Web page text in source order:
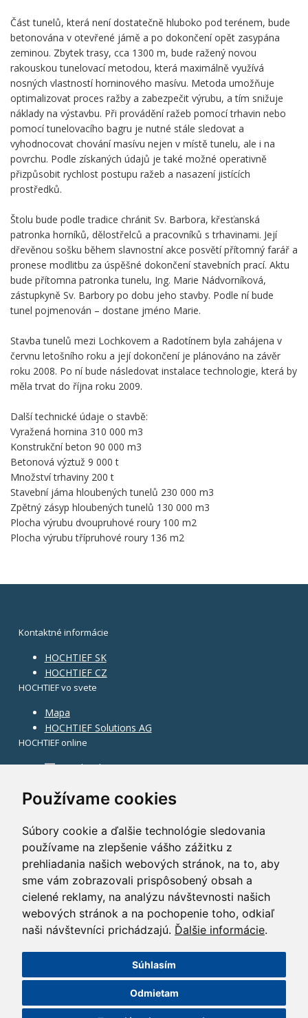
Používame cookies
Súbory cookie a ďalšie technológie sledovania
používame na zlepšenie vášho zážitku z
prehliadania našich webových stránok, na to, aby
sme vám zobrazovali prispôsobený obsah a
cielené reklamy, na analýzu návštevnosti našich
webových stránok a na pochopenie toho, odkiaľ
naši návštevníci prichádzajú. Ďalšie informácie.
Súhlasím
Odmietam
Část tunelů, která není dostatečně hluboko pod terénem, bude
betonována v otevřené jámě a po dokončení opět zasypána
zeminou. Zbytek trasy, cca 1300 m, bude ražený novou
rakouskou tunelovací metodou, která maximálně využívá
nosných vlastností horninového masívu. Metoda umožňuje
optimalizovat proces ražby a zabezpečit výrubu, a tím snižuje
náklady na výstavbu. Při provádění ražeb pomocí trhavin nebo
pomocí tunelovacího bagru je nutné stále sledovat a
vyhodnocovat chování masívu nejen v místě tunelu, ale i na
povrchu. Podle získaných údajů je také možné operativně
přizpůsobit rychlost postupu ražeb a nasazení jistících
prostředků.
Štolu bude podle tradice chránit Sv. Barbora, křesťanská
patronka horníků, dělostřelců a pracovníků s trhavinami. Její
dřevěnou sošku během slavnostní akce posvětí přítomný farář a
pronese modlitbu za úspěšné dokončení stavebních prací. Aktu
bude přítomna patronka tunelu, Ing. Marie Nádvorníková,
zástupkyně Sv. Barbory po dobu jeho stavby. Podle ní bude
tunel pojmenován – dostane jméno Marie.
Stavba tunelů mezi Lochkovem a Radotínem byla zahájena v
červnu letošního roku a její dokončení je plánováno na závěr
roku 2008. Po ní bude následovat instalace technologie, která by
měla trvat do října roku 2009.
Další technické údaje o stavbě:
Vyražená hornina 310 000 m3
Konstrukční beton 90 000 m3
Betonová výztuž 9 000 t
Množství trhaviny 200 t
Stavební jáma hloubených tunelů 230 000 m3
Zpětný zásyp hloubených tunelů 130 000 m3
Plocha výrubu dvoupruhové roury 100 m2
Plocha výrubu třípruhové roury 136 m2
Kontaktné informácie
HOCHTIEF SK
HOCHTIEF CZ
HOCHTIEF vo svete
Mapa
HOCHTIEF Solutions AG
HOCHTIEF online
Facebook
©2014 HOCHTIEF CZ a. s.
Nastavení cookies| Powered by: